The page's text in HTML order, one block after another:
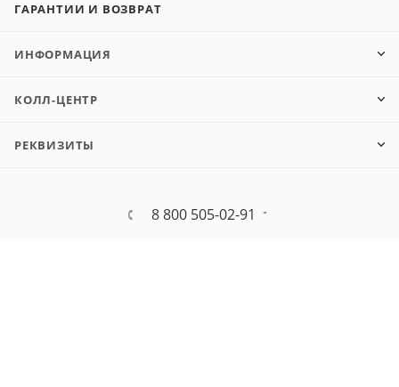
ГАРАНТИИ И ВОЗВРАТ
ИНФОРМАЦИЯ
КОЛЛ-ЦЕНТР
РЕКВИЗИТЫ
8 800 505-02-91